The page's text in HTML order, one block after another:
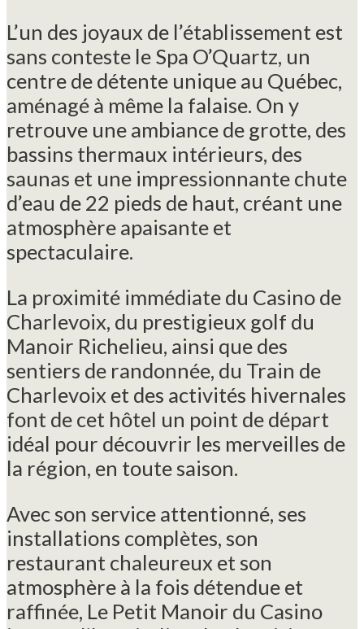
L’un des joyaux de l’établissement est
sans conteste le Spa O’Quartz, un
centre de détente unique au Québec,
aménagé à même la falaise. On y
retrouve une ambiance de grotte, des
bassins thermaux intérieurs, des
saunas et une impressionnante chute
d’eau de 22 pieds de haut, créant une
atmosphère apaisante et
spectaculaire.
La proximité immédiate du Casino de
Charlevoix, du prestigieux golf du
Manoir Richelieu, ainsi que des
sentiers de randonnée, du Train de
Charlevoix et des activités hivernales
font de cet hôtel un point de départ
idéal pour découvrir les merveilles de
la région, en toute saison.
Avec son service attentionné, ses
installations complètes, son
restaurant chaleureux et son
atmosphère à la fois détendue et
raffinée, Le Petit Manoir du Casino